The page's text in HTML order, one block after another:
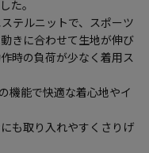
た。
テルニットで、スポーツ
きに合わせて生地が伸び
時の負荷が少なく着用ス
機能で快適な着心地やイ
も取り入れやすくさりげ